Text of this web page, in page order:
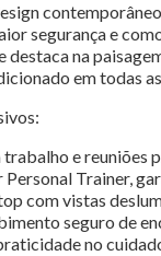
contemporâneo
segurança e
destaca na
em todas
e reuniões
Trainer,
com vistas
seguro de
no